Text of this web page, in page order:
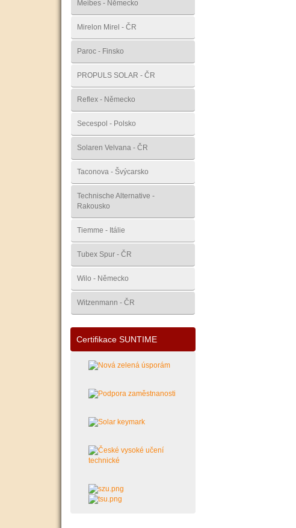
Meibes - Německo
Mirelon Mirel - ČR
Paroc - Finsko
PROPULS SOLAR - ČR
Reflex - Německo
Secespol - Polsko
Solaren Velvana - ČR
Taconova - Švýcarsko
Technische Alternative -
Rakousko
Tiemme - Itálie
Tubex Spur - ČR
Wilo - Německo
Witzenmann - ČR
Certifikace SUNTIME